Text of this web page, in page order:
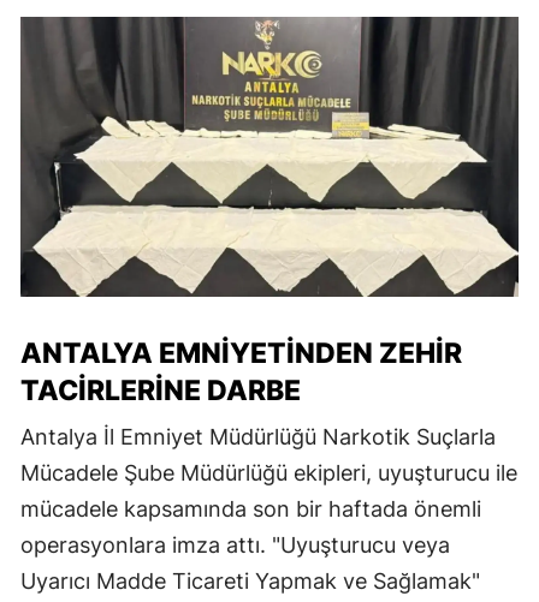
ANTALYA EMNIYETINDEN ZEHIR
TACIRLERINE DARBE
Antalya İl Emniyet Müdürlüğü Narkotik Suçlarla
Mücadele Şube Müdürlüğü ekipleri, uyuşturucu ile
mücadele kapsamında son bir haftada önemli
operasyonlara imza attı. "Uyuşturucu veya
Uyarıcı Madde Ticareti Yapmak ve Sağlamak"